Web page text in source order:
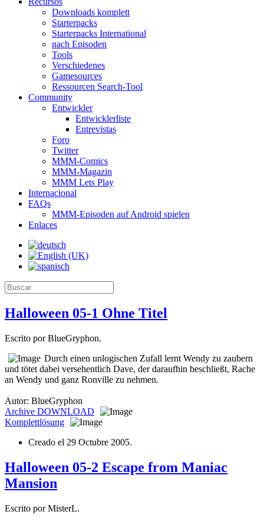
Downloads komplett
Starterpacks
Starterpacks International
nach Episoden
Tools
Verschiedenes
Gamesources
Ressourcen Search-Tool
Community
Entwickler
Entwicklerliste
Entrevistas
Foro
Twitter
MMM-Comics
MMM-Magazin
MMM Lets Play
Internacional
FAQs
MMM-Episoden auf Android spielen
Enlaces
Halloween 05-1 Ohne Titel
Escrito por BlueGryphon.
Durch einen unlogischen Zufall lernt Wendy zu zaubern
und tötet dabei versehentlich Dave, der daraufhin beschließt, Rache
an Wendy und ganz Ronville zu nehmen.
Autor: BlueGryphon
Archive DOWNLOAD
Komplettlösung
Creado el 29 Octubre 2005.
Halloween 05-2 Escape from Maniac
Mansion
Escrito por MisterL.